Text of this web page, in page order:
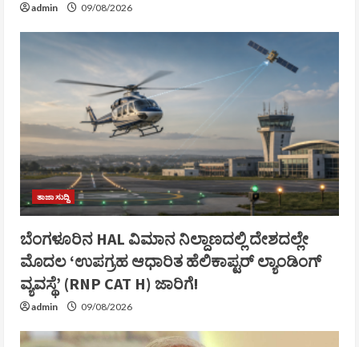
admin 09/08/2026
ತಾಜಾ ಸುದ್ದಿ
ಬೆಂಗಳೂರಿನ HAL ವಿಮಾನ ನಿಲ್ದಾಣದಲ್ಲಿ ದೇಶದಲ್ಲೇ
ಮೊದಲ ‘ಉಪಗ್ರಹ ಆಧಾರಿತ ಹೆಲಿಕಾಪ್ಟರ್ ಲ್ಯಾಂಡಿಂಗ್
ವ್ಯವಸ್ಥೆ’ (RNP CAT H) ಜಾರಿಗೆ!
admin 09/08/2026